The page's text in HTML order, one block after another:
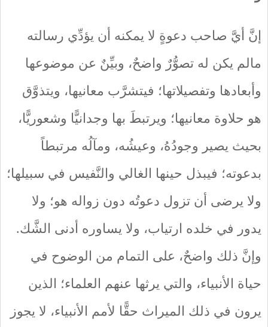
إنَّ أيَّ صاحب دعوةٍ لا يمكنه أن يؤدِّي رسالته
مالم يكن له تصوُّرٌ واضحٌ، وبيِّنٌ عن موضوعها
وأبعادها وتفصيلاتها؛ فيتشرَّب معانيها، ويتذوَّق
هو حلاوة معانيها؛ ويرتبطَ بها وجدانيًّا وشعوريًّا،
بحيث يصير وجودُهُ، وعيشُه، ومآلُه مرتبطاً
بدعوته؛ فيبذل حينها الغالي والنَّفيس في سبيلها؛
ولا يرضى أن تزول دعوتُه دون زواله هو؛ ولا
يدور في خلده ارتياب، ولا يساوره أدنى الشَّك.
وإنَّ ذلك واضحٌ، على التمام من الوضوح في
حياة الأنبياء، والتي يرثها عنهم العلماء؛ الذين
يرون في ذلك الميراث حقًّا لأمم الأنبياء، لا يجوز